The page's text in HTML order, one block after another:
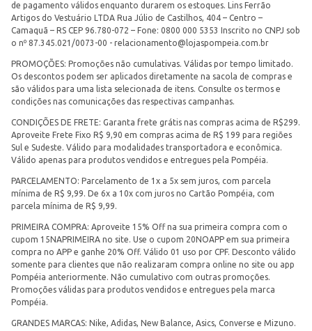
de pagamento válidos enquanto durarem os estoques. Lins Ferrão
Artigos do Vestuário LTDA Rua Júlio de Castilhos, 404 – Centro –
Camaquã – RS CEP 96.780-072 – Fone: 0800 000 5353 Inscrito no CNPJ sob
o nº 87.345.021/0073-00 - relacionamento@lojaspompeia.com.br
PROMOÇÕES: Promoções não cumulativas. Válidas por tempo limitado.
Os descontos podem ser aplicados diretamente na sacola de compras e
são válidos para uma lista selecionada de itens. Consulte os termos e
condições nas comunicações das respectivas campanhas.
CONDIÇÕES DE FRETE: Garanta frete grátis nas compras acima de R$299.
Aproveite Frete Fixo R$ 9,90 em compras acima de R$ 199 para regiões
Sul e Sudeste. Válido para modalidades transportadora e econômica.
Válido apenas para produtos vendidos e entregues pela Pompéia.
PARCELAMENTO: Parcelamento de 1x a 5x sem juros, com parcela
mínima de R$ 9,99. De 6x a 10x com juros no Cartão Pompéia, com
parcela mínima de R$ 9,99.
PRIMEIRA COMPRA: Aproveite 15% Off na sua primeira compra com o
cupom 15NAPRIMEIRA no site. Use o cupom 20NOAPP em sua primeira
compra no APP e ganhe 20% Off. Válido 01 uso por CPF. Desconto válido
somente para clientes que não realizaram compra online no site ou app
Pompéia anteriormente. Não cumulativo com outras promoções.
Promoções válidas para produtos vendidos e entregues pela marca
Pompéia.
GRANDES MARCAS: Nike, Adidas, New Balance, Asics, Converse e Mizuno.